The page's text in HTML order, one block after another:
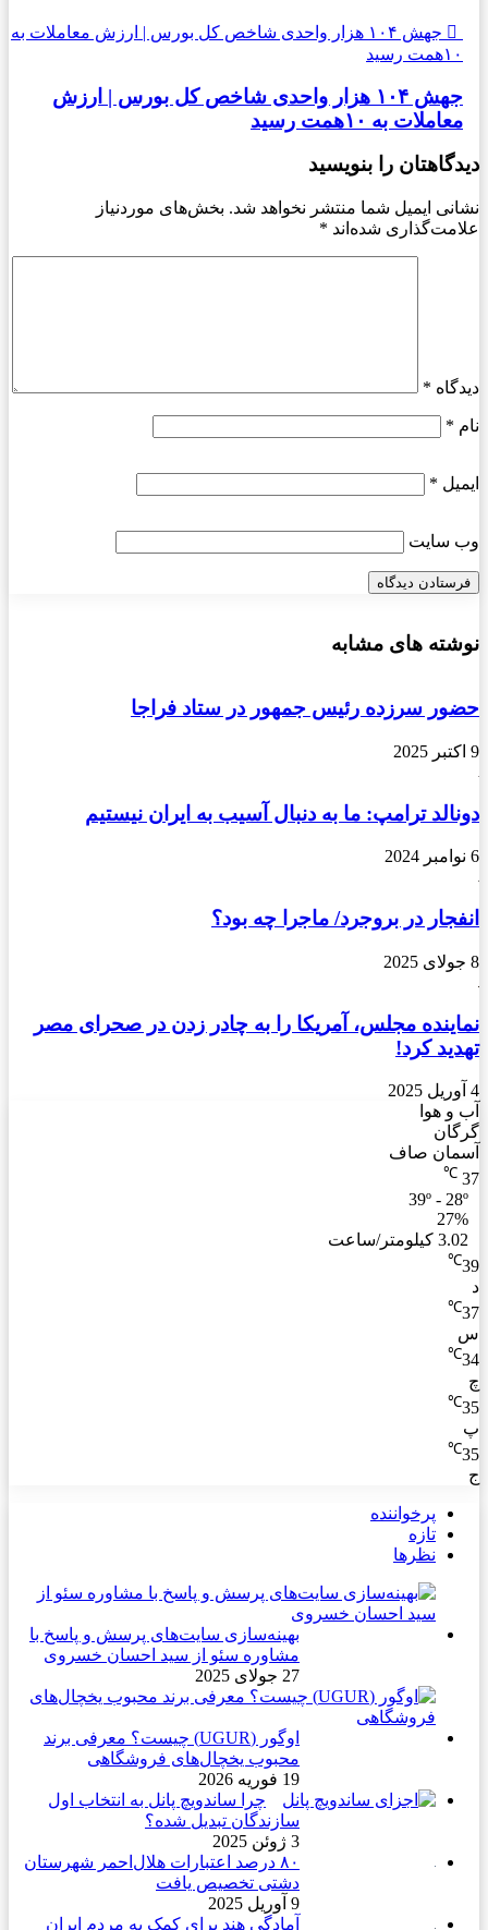
جهش ۱۰۴ هزار واحدی شاخص کل بورس | ارزش معاملات به
۱۰همت رسید
جهش ۱۰۴ هزار واحدی شاخص کل بورس | ارزش
معاملات به ۱۰همت رسید
دیدگاهتان را بنویسید
نشانی ایمیل شما منتشر نخواهد شد. بخش‌های موردنیاز
علامت‌گذاری شده‌اند *
دیدگاه *
نام *
ایمیل *
وب‌ سایت
نوشته های مشابه
حضور سرزده رئیس جمهور در ستاد فراجا
9 اکتبر 2025
دونالد ترامپ: ما به دنبال آسیب به ایران نیستیم
6 نوامبر 2024
انفجار در بروجرد/ ماجرا چه بود؟
8 جولای 2025
نماینده مجلس، آمریکا را به چادر زدن در صحرای مصر
تهدید کرد!
4 آوریل 2025
آب و هوا
گرگان
آسمان صاف
37
℃
39º - 28º
27%
3.02 کیلومتر/ساعت
39
℃
د
37
℃
س
34
℃
چ
35
℃
پ
35
℃
ج
پرخواننده
تازه
نظرها
بهینه‌سازی سایت‌های پرسش و پاسخ با
مشاوره سئو از سید احسان خسروی
27 جولای 2025
اوگور (UGUR) چیست؟ معرفی برند
محبوب یخچال‌های فروشگاهی
19 فوریه 2026
چرا ساندویچ پانل به انتخاب اول
سازندگان تبدیل شده؟
3 ژوئن 2025
۸۰ درصد اعتبارات هلال‌احمر شهرستان
دشتی تخصیص یافت
9 آوریل 2025
آمادگی هند برای کمک به مردم ایران